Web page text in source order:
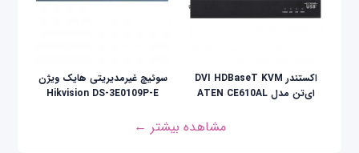
اکستندر DVI HDBaseT KVM
ای‌تن مدل ATEN CE610AL
سوئیچ غیرمدیریتی هایک ویژن
Hikvision DS-3E0109P-E
مشاهده بیشتر ←